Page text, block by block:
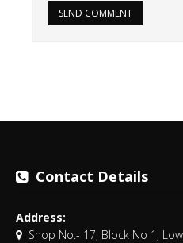
SEND COMMENT
Contact Details
Address:
Shop No:- 17, Block No 1,